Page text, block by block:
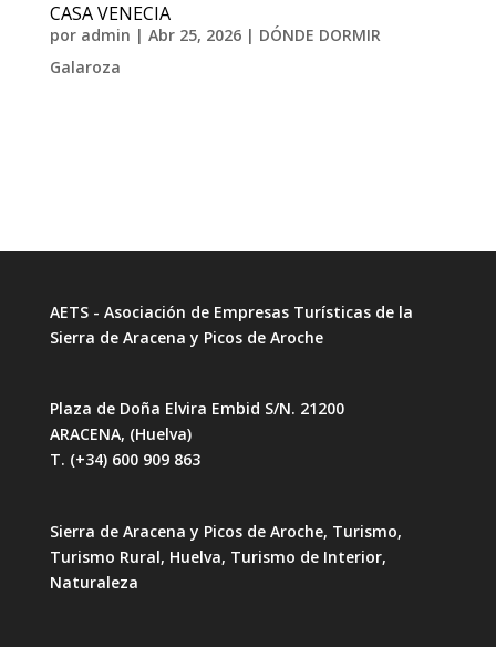
CASA VENECIA
por admin | Abr 25, 2026| DÓNDE DORMIR
Galaroza
AETS - Asociación de Empresas Turísticas de la
Sierra de Aracena y Picos de Aroche
Plaza de Doña Elvira Embid S/N. 21200
ARACENA, (Huelva)
T. (+34) 600 909 863
Sierra de Aracena y Picos de Aroche, Turismo,
Turismo Rural, Huelva, Turismo de Interior,
Naturaleza